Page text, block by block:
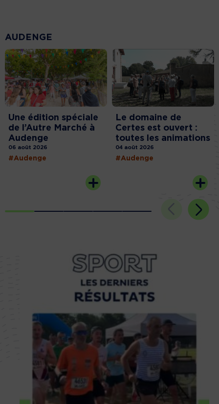
AUDENGE
Une édition spéciale
de l’Autre Marché à
Audenge
06 août 2026
#Audenge
Le domaine de
Certes est ouvert :
toutes les animations
04 août 2026
#Audenge